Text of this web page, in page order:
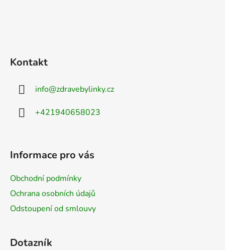
Kontakt
info@zdravebylinky.cz
+421940658023
Informace pro vás
Obchodní podmínky
Ochrana osobních údajů
Odstoupení od smlouvy
Dotazník